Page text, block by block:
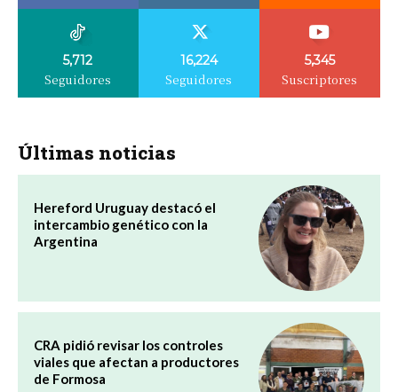
5,712
Seguidores
16,224
Seguidores
5,345
Suscriptores
Últimas noticias
Hereford Uruguay destacó el
intercambio genético con la
Argentina
CRA pidió revisar los controles
viales que afectan a productores
de Formosa